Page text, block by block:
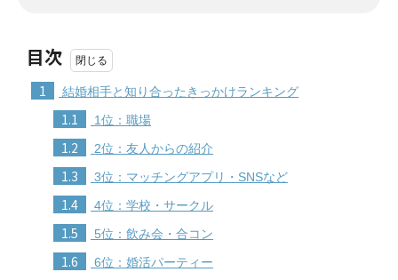
目次
1 結婚相手と知り合ったきっかけランキング
1.1 1位：職場
1.2 2位：友人からの紹介
1.3 3位：マッチングアプリ・SNSなど
1.4 4位：学校・サークル
1.5 5位：飲み会・合コン
1.6 6位：婚活パーティー